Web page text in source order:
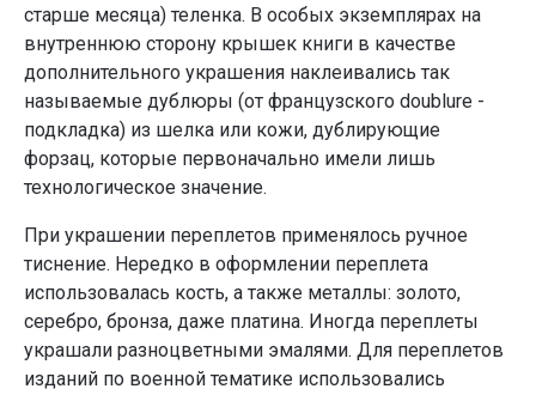
старше месяца) теленка. В особых экземплярах на
внутреннюю сторону крышек книги в качестве
дополнительного украшения наклеивались так
называемые дублюры (от французского doublure -
подкладка) из шелка или кожи, дублирующие
форзац, которые первоначально имели лишь
технологическое значение.
При украшении переплетов применялось ручное
тиснение. Нередко в оформлении переплета
использовалась кость, а также металлы: золото,
серебро, бронза, даже платина. Иногда переплеты
украшали разноцветными эмалями. Для переплетов
изданий по военной тематике использовались